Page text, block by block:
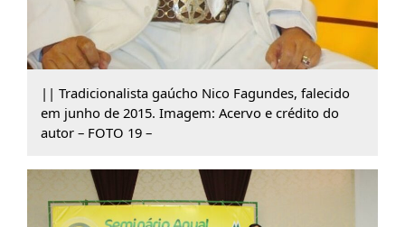
|| Tradicionalista gaúcho Nico Fagundes, falecido
em junho de 2015. Imagem: Acervo e crédito do
autor – FOTO 19 –